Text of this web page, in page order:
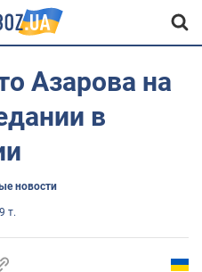
Азарова на
в
новости
т.